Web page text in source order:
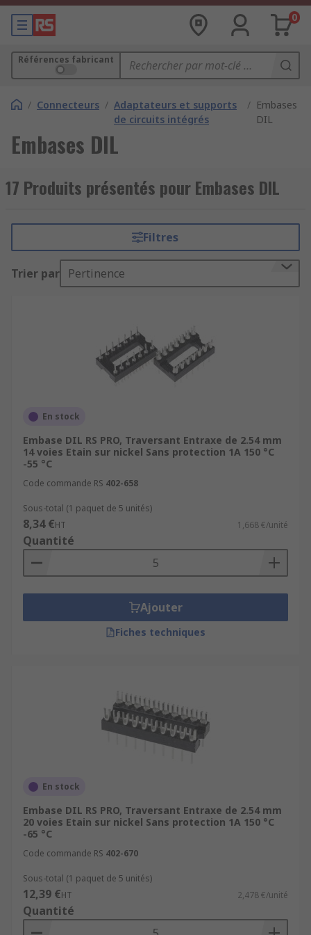
0
Références fabricant
/ Connecteurs / Adaptateurs et supports
de circuits intégrés
/ Embases
DIL
Embases DIL
17 Produits présentés pour Embases DIL
Filtres
Trier par Pertinence
En stock
Embase DIL RS PRO, Traversant Entraxe de 2.54 mm
14 voies Etain sur nickel Sans protection 1A 150 °C
-55 °C
Code commande RS 402-658
Sous-total (1 paquet de 5 unités)
8,34 €HT 1,668 €/unité
Quantité
Ajouter
Fiches techniques
En stock
Embase DIL RS PRO, Traversant Entraxe de 2.54 mm
20 voies Etain sur nickel Sans protection 1A 150 °C
-65 °C
Code commande RS 402-670
Sous-total (1 paquet de 5 unités)
12,39 €HT 2,478 €/unité
Quantité